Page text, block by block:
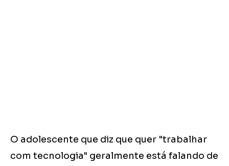
O adolescente que diz que quer "trabalhar
com tecnologia" geralmente está falando de